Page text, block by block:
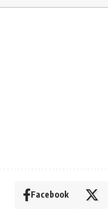
Facebook